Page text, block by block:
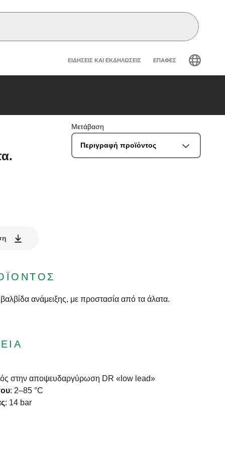
Header secondary
ΕΙΔΉΣΕΙΣ ΚΑΙ ΕΚΔΗΛΏΣΕΙΣ ΕΠΑΦΈΣ
Μετάβαση
Περιγραφή προϊόντος
ανάμειξης, με προστασία από τα άλατα.
στην αποψευδαργύρωση DR «low lead»
: 2–85 °C
: 14 bar